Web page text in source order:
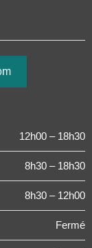
12h00 – 18h30
8h30 – 18h30
8h30 – 12h00
Fermé